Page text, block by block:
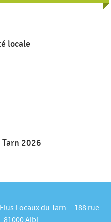
locale
2026
Locaux du Tarn -- 188 rue
81000 Albi